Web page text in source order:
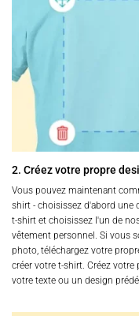
2. Créez votre propre
Vous pouvez maintenant
shirt - choisissez d'abord une
t-shirt et choisissez l'un de
vêtement personnel. Si vous
photo, téléchargez votre
créer votre t-shirt. Créez
votre texte ou un design